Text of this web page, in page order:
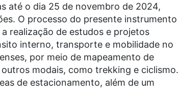
até o dia 25 de novembro de 2024,
O processo do presente instrumento
realização de estudos e projetos
interno, transporte e mobilidade no
por meio de mapeamento de
modais, como trekking e ciclismo.
de estacionamento, além de um